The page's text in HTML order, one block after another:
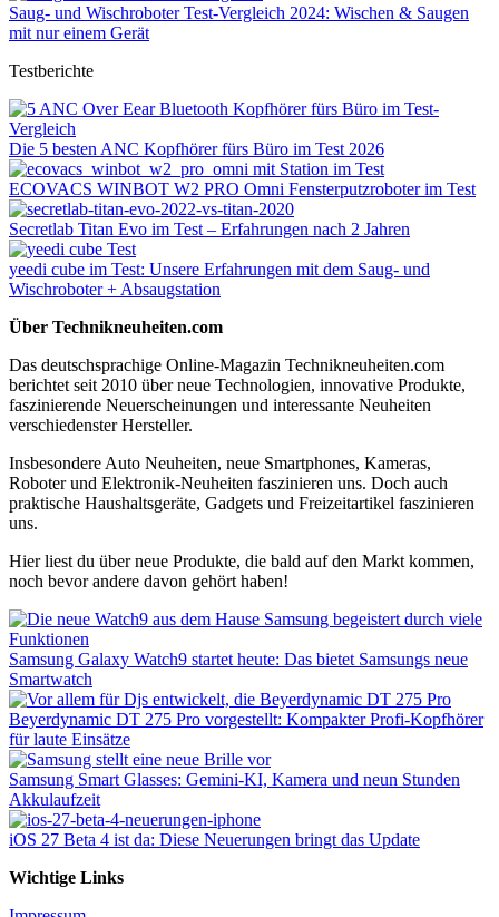
Saug- und Wischroboter Test-Vergleich 2024: Wischen & Saugen
mit nur einem Gerät
Testberichte
Die 5 besten ANC Kopfhörer fürs Büro im Test 2026
ECOVACS WINBOT W2 PRO Omni Fensterputzroboter im Test
Secretlab Titan Evo im Test – Erfahrungen nach 2 Jahren
yeedi cube im Test: Unsere Erfahrungen mit dem Saug- und
Wischroboter + Absaugstation
Über Technikneuheiten.com
Das deutschsprachige Online-Magazin Technikneuheiten.com
berichtet seit 2010 über neue Technologien, innovative Produkte,
faszinierende Neuerscheinungen und interessante Neuheiten
verschiedenster Hersteller.
Insbesondere Auto Neuheiten, neue Smartphones, Kameras,
Roboter und Elektronik-Neuheiten faszinieren uns. Doch auch
praktische Haushaltsgeräte, Gadgets und Freizeitartikel faszinieren
uns.
Hier liest du über neue Produkte, die bald auf den Markt kommen,
noch bevor andere davon gehört haben!
Samsung Galaxy Watch9 startet heute: Das bietet Samsungs neue
Smartwatch
Beyerdynamic DT 275 Pro vorgestellt: Kompakter Profi-Kopfhörer
für laute Einsätze
Samsung Smart Glasses: Gemini-KI, Kamera und neun Stunden
Akkulaufzeit
iOS 27 Beta 4 ist da: Diese Neuerungen bringt das Update
Wichtige Links